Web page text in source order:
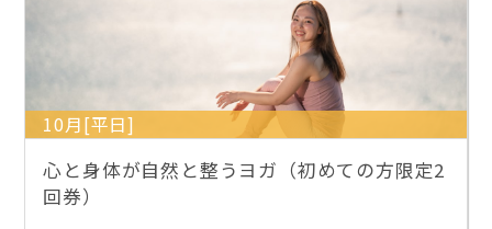
10月[平日]
心と身体が自然と整うヨガ（初めての方限定2
回券）